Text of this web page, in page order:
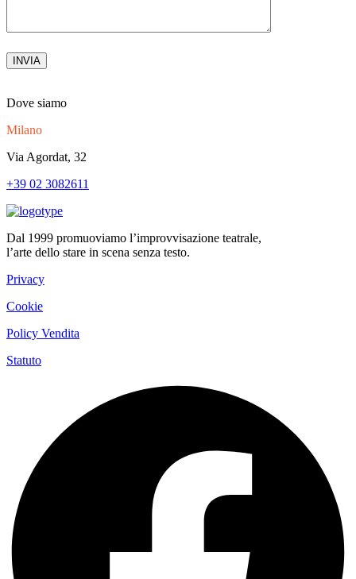
Dove siamo
Milano
Via Agordat, 32
+39 02 3082611
Dal 1999 promuoviamo l’improvvisazione teatrale,
l’arte dello stare in scena senza testo.
Privacy
Cookie
Policy Vendita
Statuto